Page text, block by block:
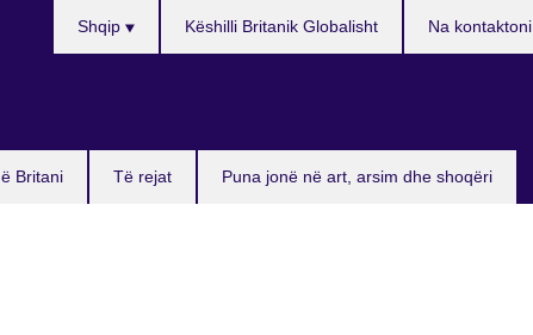
Britani Të rejat Puna jonë në art, arsim dhe shoqëri
Shqip Këshilli Britanik Globalisht Na kontaktoni